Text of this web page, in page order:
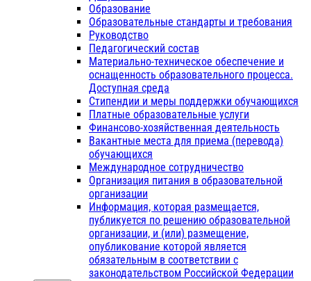
Образование
Образовательные стандарты и требования
Руководство
Педагогический состав
Материально-техническое обеспечение и
оснащенность образовательного процесса.
Доступная среда
Стипендии и меры поддержки обучающихся
Платные образовательные услуги
Финансово-хозяйственная деятельность
Вакантные места для приема (перевода)
обучающихся
Международное сотрудничество
Организация питания в образовательной
организации
Информация, которая размещается,
публикуется по решению образовательной
организации, и (или) размещение,
опубликование которой является
обязательным в соответствии с
законодательством Российской Федерации